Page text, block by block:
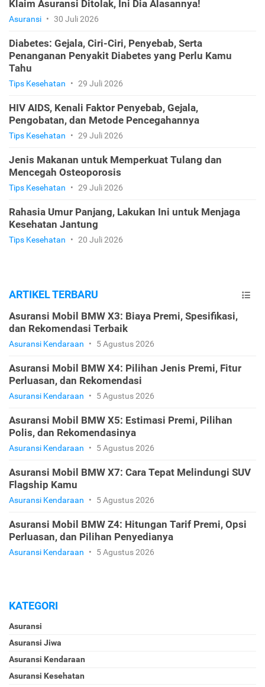
Klaim Asuransi Ditolak, Ini Dia Alasannya!
Asuransi • 30 Juli 2026
Diabetes: Gejala, Ciri-Ciri, Penyebab, Serta
Penanganan Penyakit Diabetes yang Perlu Kamu
Tahu
Tips Kesehatan • 29 Juli 2026
HIV AIDS, Kenali Faktor Penyebab, Gejala,
Pengobatan, dan Metode Pencegahannya
Tips Kesehatan • 29 Juli 2026
Jenis Makanan untuk Memperkuat Tulang dan
Mencegah Osteoporosis
Tips Kesehatan • 29 Juli 2026
Rahasia Umur Panjang, Lakukan Ini untuk Menjaga
Kesehatan Jantung
Tips Kesehatan • 20 Juli 2026
ARTIKEL TERBARU
Asuransi Mobil BMW X3: Biaya Premi, Spesifikasi,
dan Rekomendasi Terbaik
Asuransi Kendaraan • 5 Agustus 2026
Asuransi Mobil BMW X4: Pilihan Jenis Premi, Fitur
Perluasan, dan Rekomendasi
Asuransi Kendaraan • 5 Agustus 2026
Asuransi Mobil BMW X5: Estimasi Premi, Pilihan
Polis, dan Rekomendasinya
Asuransi Kendaraan • 5 Agustus 2026
Asuransi Mobil BMW X7: Cara Tepat Melindungi SUV
Flagship Kamu
Asuransi Kendaraan • 5 Agustus 2026
Asuransi Mobil BMW Z4: Hitungan Tarif Premi, Opsi
Perluasan, dan Pilihan Penyedianya
Asuransi Kendaraan • 5 Agustus 2026
KATEGORI
Asuransi
Asuransi Jiwa
Asuransi Kendaraan
Asuransi Kesehatan